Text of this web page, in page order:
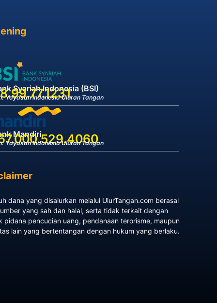
Syariah Indonesia (BSI)
Yayasan Indonesia Uluran Tangan
Mandiri
Yayasan Indonesia Uluran Tangan
dana yang disalurkan melalui UlurTangan.com berasal
yang sah dan halal, serta tidak terkait dengan
pidana pencucian uang, pendanaan terorisme, maupun
lain yang bertentangan dengan hukum yang berlaku.